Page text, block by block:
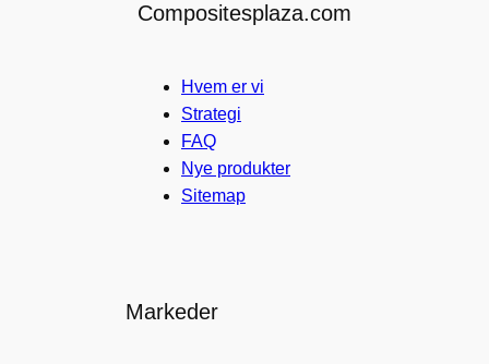
Compositesplaza.com
Hvem er vi
Strategi
FAQ
Nye produkter
Sitemap
Markeder